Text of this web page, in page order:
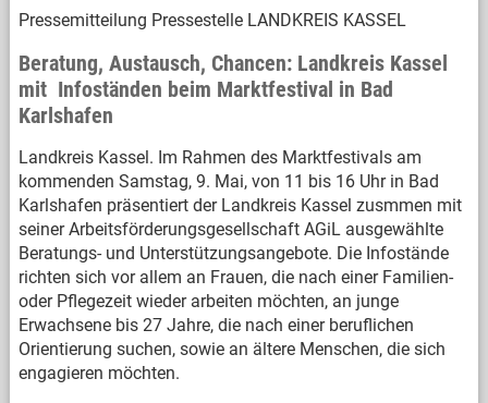
Pressemitteilung Pressestelle LANDKREIS KASSEL
Beratung, Austausch, Chancen: Landkreis Kassel
mit Infoständen beim Marktfestival in Bad
Karlshafen
Landkreis Kassel. Im Rahmen des Marktfestivals am
kommenden Samstag, 9. Mai, von 11 bis 16 Uhr in Bad
Karlshafen präsentiert der Landkreis Kassel zusmmen mit
seiner Arbeitsförderungsgesellschaft AGiL ausgewählte
Beratungs- und Unterstützungsangebote. Die Infostände
richten sich vor allem an Frauen, die nach einer Familien-
oder Pflegezeit wieder arbeiten möchten, an junge
Erwachsene bis 27 Jahre, die nach einer beruflichen
Orientierung suchen, sowie an ältere Menschen, die sich
engagieren möchten.